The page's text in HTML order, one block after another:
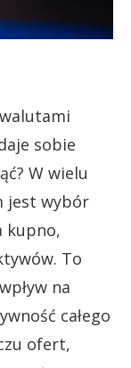
sobie
W wielu
jest wybór
kupno,
To
na
całego
ofert,